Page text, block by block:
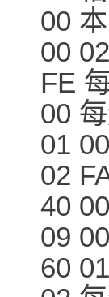
00
00
FE
00
01
02
40
09
60